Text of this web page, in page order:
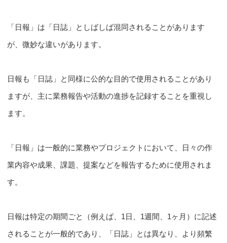
「日報」は「日誌」としばしば混同されることがあります
が、微妙な違いがあります。
日報も「日誌」と同様に公的な目的で使用されることがあり
ますが、主に業務報告や活動の進捗を記録することを重視し
ます。
「日報」は一般的に業務やプロジェクトにおいて、日々の作
業内容や成果、課題、提案などを報告するために使用されま
す。
日報は特定の期間ごと（例えば、1日、1週間、1ヶ月）に記述
されることが一般的であり、「日誌」とは異なり、より頻繁